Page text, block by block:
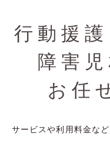
行動援護
障害
お任
サービスや利用料金な